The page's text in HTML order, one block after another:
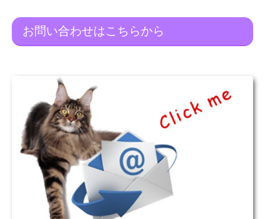
お問い合わせはこちらから